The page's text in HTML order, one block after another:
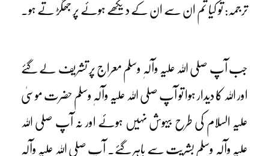
ترجمہ: تو کیا تم ان سے ان کے دیکھے ہوئے پر جھگڑ تے ہو۔
جب آپ صلی اللہ علیہ وآلہٖ وسلم معراج پر تشریف لے گئے
اور اللہ کا دیدار ہوا تو آپ صلی اللہ علیہ وآلہٖ وسلم حضرت موسیٰ
علیہ السلام کی طرح بیہوش نہیں ہوئے اور نہ آپ صلی اللہ
علیہ وآلہٖ وسلم بشریت سے باہر گئے۔ آپ صلی اللہ علیہ وآلہٖ